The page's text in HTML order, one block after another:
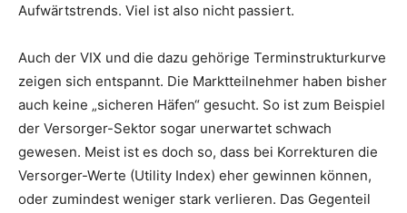
Aufwärtstrends. Viel ist also nicht passiert.
Auch der VIX und die dazu gehörige Terminstrukturkurve
zeigen sich entspannt. Die Marktteilnehmer haben bisher
auch keine „sicheren Häfen“ gesucht. So ist zum Beispiel
der Versorger-Sektor sogar unerwartet schwach
gewesen. Meist ist es doch so, dass bei Korrekturen die
Versorger-Werte (Utility Index) eher gewinnen können,
oder zumindest weniger stark verlieren. Das Gegenteil